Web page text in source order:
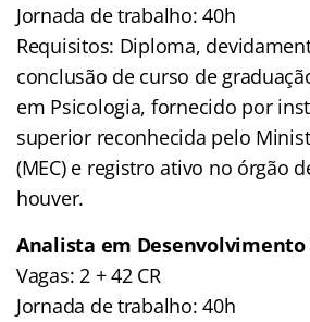
Jornada de trabalho: 40h
Requisitos: Diploma,
conclusão de curso de
em Psicologia, fornecido por
superior reconhecida pelo
(MEC) e registro ativo no órgão
houver.
Analista em
Vagas: 2 + 42 CR
Jornada de trabalho: 40h